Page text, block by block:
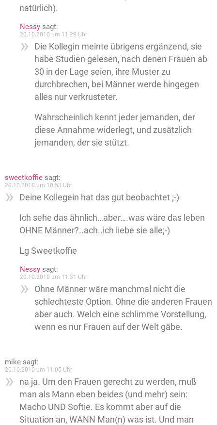
natürlich).
Nessy sagt:
20.10.2010 um 11:29 Uhr
Die Kollegin meinte übrigens ergänzend, sie
habe Studien gelesen, nach denen Frauen ab
30 in der Lage seien, ihre Muster zu
durchbrechen, bei Männer werde hingegen
alles nur verkrusteter.
Wahrscheinlich kennt jeder jemanden, der
diese Annahme widerlegt, und zusätzlich
jemanden, der sie stützt.
sweetkoffie sagt:
20.10.2010 um 10:53 Uhr
Deine Kollegein hat das gut beobachtet ;-)
Ich sehe das ähnlich…aber….was wäre das leben
OHNE Männer?..ach..ich liebe sie alle;-)
Lg Sweetkoffie
Nessy sagt:
20.10.2010 um 11:31 Uhr
Ohne Männer wäre manchmal nicht die
schlechteste Option. Ohne die anderen Frauen
aber auch. Welch eine schlimme Vorstellung,
wenn es nur Frauen auf der Welt gäbe.
mike sagt:
20.10.2010 um 11:05 Uhr
na ja. Um den Frauen gerecht zu werden, muß
man als Mann eben beides (und mehr) sein:
Macho UND Softie. Es kommt aber auf die
Situation an, WANN Man(n) was ist. Und man